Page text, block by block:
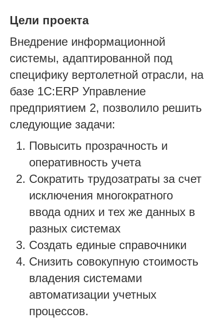
Цели проекта
Внедрение информационной
системы, адаптированной под
специфику вертолетной отрасли, на
базе 1С:ERP Управление
предприятием 2, позволило решить
следующие задачи:
Повысить прозрачность и
оперативность учета
Сократить трудозатраты за счет
исключения многократного
ввода одних и тех же данных в
разных системах
Создать единые справочники
Снизить совокупную стоимость
владения системами
автоматизации учетных
процессов.